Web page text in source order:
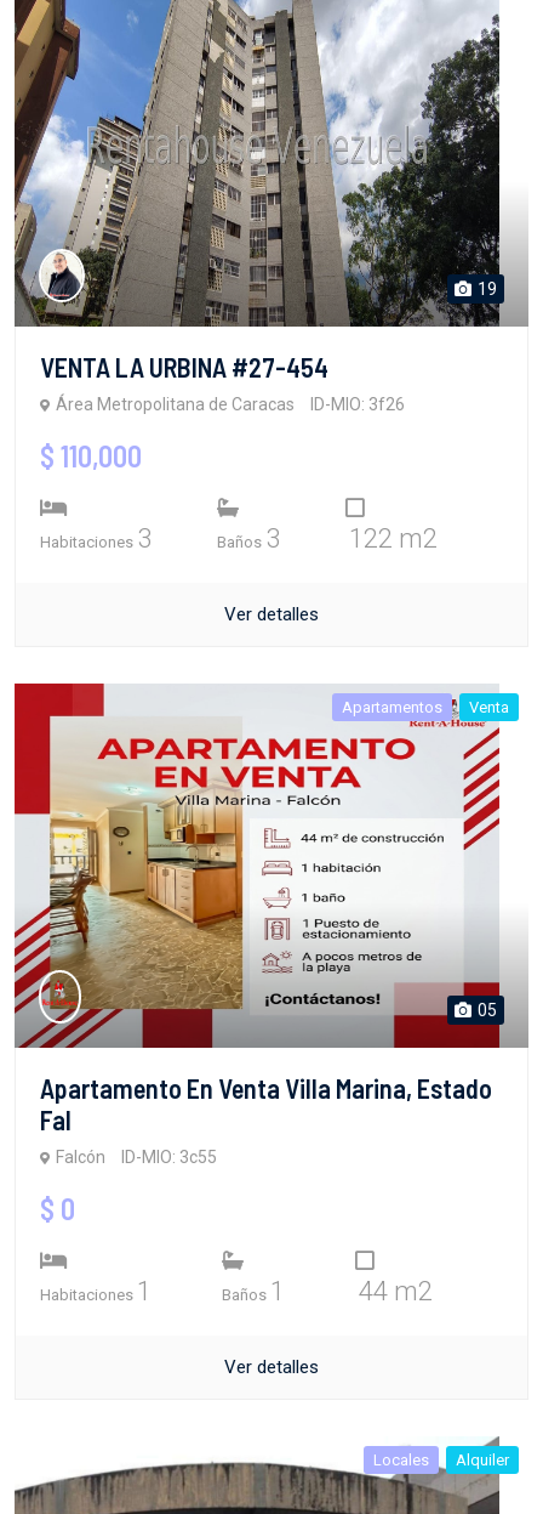
19
VENTA LA URBINA #27-454
Área Metropolitana de Caracas ID-MIO: 3f26
$ 110,000
Habitaciones 3 Baños 3 122 m2
Ver detalles
Apartamentos Venta
05
Apartamento En Venta Villa Marina, Estado
Fal
Falcón ID-MIO: 3c55
$ 0
Habitaciones 1 Baños 1 44 m2
Ver detalles
Locales Alquiler